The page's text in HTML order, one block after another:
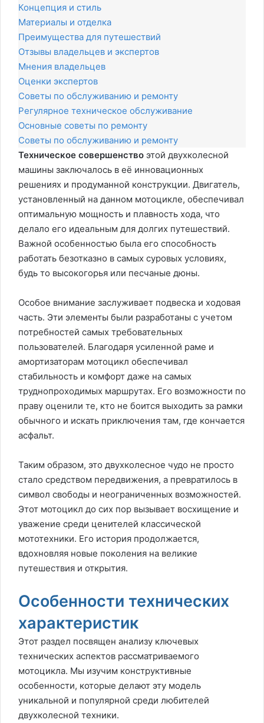
Концепция и стиль
Материалы и отделка
Преимущества для путешествий
Отзывы владельцев и экспертов
Мнения владельцев
Оценки экспертов
Советы по обслуживанию и ремонту
Регулярное техническое обслуживание
Основные советы по ремонту
Советы по обслуживанию и ремонту
Техническое совершенство этой двухколесной
машины заключалось в её инновационных
решениях и продуманной конструкции. Двигатель,
установленный на данном мотоцикле, обеспечивал
оптимальную мощность и плавность хода, что
делало его идеальным для долгих путешествий.
Важной особенностью была его способность
работать безотказно в самых суровых условиях,
будь то высокогорья или песчаные дюны.
Особое внимание заслуживает подвеска и ходовая
часть. Эти элементы были разработаны с учетом
потребностей самых требовательных
пользователей. Благодаря усиленной раме и
амортизаторам мотоцикл обеспечивал
стабильность и комфорт даже на самых
труднопроходимых маршрутах. Его возможности по
праву оценили те, кто не боится выходить за рамки
обычного и искать приключения там, где кончается
асфальт.
Таким образом, это двухколесное чудо не просто
стало средством передвижения, а превратилось в
символ свободы и неограниченных возможностей.
Этот мотоцикл до сих пор вызывает восхищение и
уважение среди ценителей классической
мототехники. Его история продолжается,
вдохновляя новые поколения на великие
путешествия и открытия.
Особенности технических
характеристик
Этот раздел посвящен анализу ключевых
технических аспектов рассматриваемого
мотоцикла. Мы изучим конструктивные
особенности, которые делают эту модель
уникальной и популярной среди любителей
двухколесной техники.